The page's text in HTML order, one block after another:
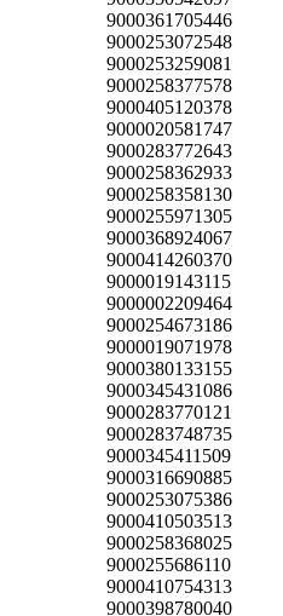
9000361705446
9000253072548
9000253259081
9000258377578
9000405120378
9000020581747
9000283772643
9000258362933
9000258358130
9000255971305
9000368924067
9000414260370
9000019143115
9000002209464
9000254673186
9000019071978
9000380133155
9000345431086
9000283770121
9000283748735
9000345411509
9000316690885
9000253075386
9000410503513
9000258368025
9000255686110
9000410754313
9000398780040